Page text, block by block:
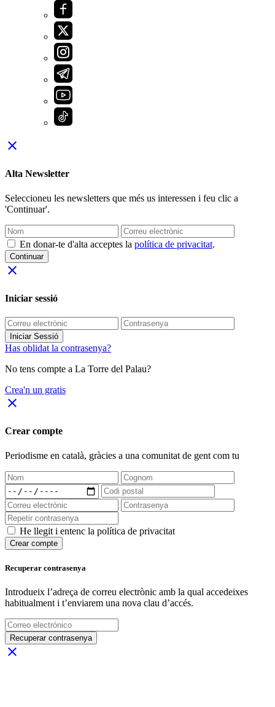
close
Alta Newsletter
Seleccioneu les newsletters que més us interessen i feu clic a
'Continuar'.
En donar-te d'alta acceptes la política de privacitat.
Continuar
close
Iniciar sessió
Iniciar Sessió
Has oblidat la contrasenya?
No tens compte a La Torre del Palau?
Crea'n un gratis
close
Crear compte
Periodisme en català, gràcies a una comunitat de gent com tu
He llegit i entenc la política de privacitat
Crear compte
Recuperar contrasenya
Introdueix l’adreça de correu electrònic amb la qual accedeixes
habitualment i t’enviarem una nova clau d’accés.
Recuperar contrasenya
close